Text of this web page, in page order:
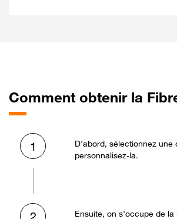
Comment obtenir la
1
D’abord, sélectionnez une
personnalisez-la.
Ensuite, on s’occupe de